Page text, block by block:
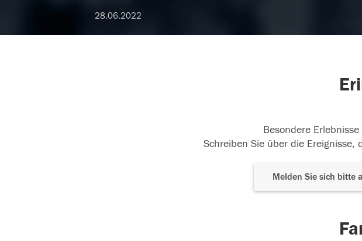
28.06.2022
Besondere
Schreiben Sie über die
Melden Sie sich bitte